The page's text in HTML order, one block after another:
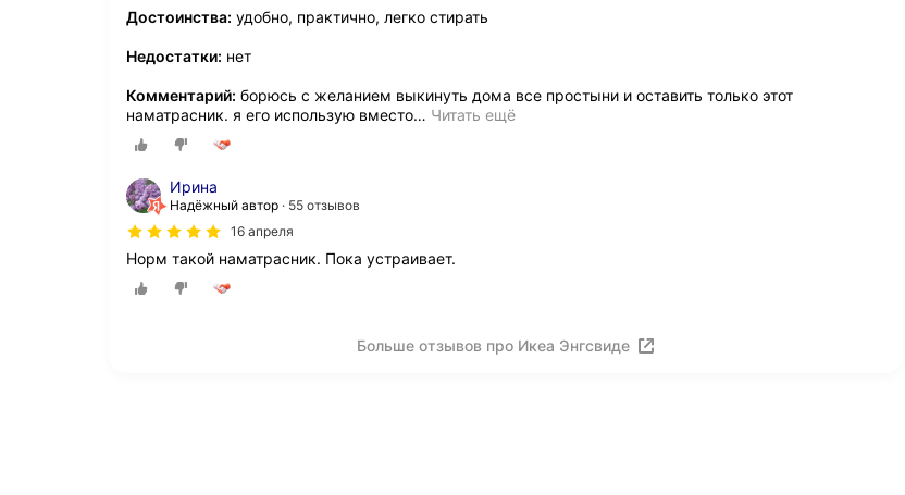
Достоинства: удобно, практично, легко стирать
Недостатки: нет
Комментарий: борюсь с желанием выкинуть дома все простыни и оставить только этот
наматрасник. я его использую вместо… Читать ещё
Ирина
Надёжный автор
55 отзывов
16 апреля
Норм такой наматрасник. Пока устраивает.
Больше отзывов про Икеа Энгсвиде